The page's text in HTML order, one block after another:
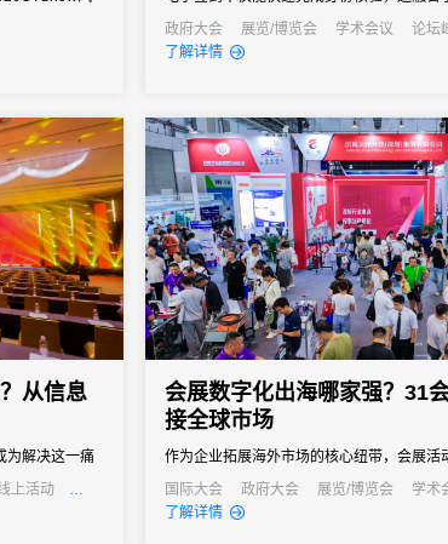
内深耕九载
面积达12万
计等多重功能，能够快速完成签到过程，减
通过数据分析，为会议组织者提供宝贵的参
政府大会 展览/博览会 学术会议 论坛
公关活动
发布会
了解详情
从信息
为解决这一痛
根源上提升
上活动
会展数字化出海哪家强？31
接全球市场
作为企业拓展海外市场的核心纽带，会展活
关键转型期——传统线下办展模式受限于多
调、数据合规等难题，难以满足国际化运营
国际大会 政府大会 展览/博览会 学术
经销商大会
了解详情